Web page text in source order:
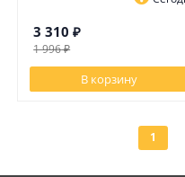
3 310 ₽
1 996₽
В корзину
1